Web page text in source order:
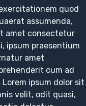
quod
assumenda,
amet consectetur
ipsum praesentium
amet
cum ad
ipsum dolor sit
velit, odit quasi,